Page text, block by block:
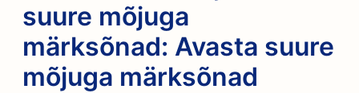
suure mõjuga
märksõnad: Avasta suure
mõjuga märksõnad